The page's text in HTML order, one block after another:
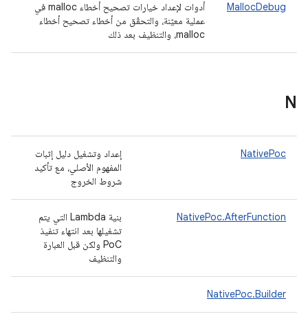
MallocDebug
أدوات لإعداد خيارات تصحيح أخطاء malloc في
عملية معيّنة، والتحقّق من أخطاء تصحيح أخطاء
malloc، والتنظيف بعد ذلك
N
NativePoc
إعداد وتشغيل دليل إثبات
المفهوم الأصلي، مع تأكيد
شروط الخروج
NativePoc.AfterFunction
بنية Lambda التي يتم
تشغيلها بعد انتهاء تنفيذ
PoC ولكن قبل العبارة
والتنظيف
NativePoc.Builder